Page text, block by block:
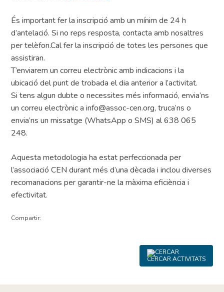
És important fer la inscripció amb un mínim de 24 h
d’antelació. Si no reps resposta, contacta amb nosaltres
per telèfon.Cal fer la inscripció de totes les persones que
assistiran.
T’enviarem un correu electrònic amb indicacions i la
ubicació del punt de trobada el dia anterior a l’activitat.
Si tens algun dubte o necessites més informació, envia’ns
un correu electrònic a info@assoc-cen.org, truca’ns o
envia’ns un missatge (WhatsApp o SMS) al 638 065
248.
Aquesta metodologia ha estat perfeccionada per
l’associació CEN durant més d’una dècada i inclou diverses
recomanacions per garantir-ne la màxima eficiència i
efectivitat.
Compartir:
CERCAR ACTIVITATS